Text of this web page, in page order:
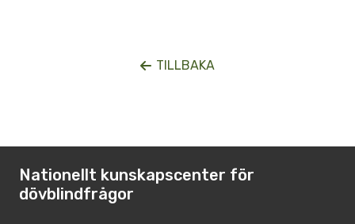
TILLBAKA
Nationellt kunskapscenter för
dövblindfrågor